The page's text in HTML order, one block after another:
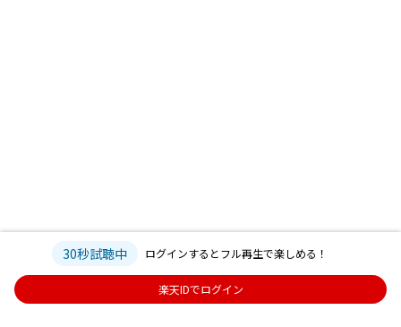
30秒試聴中 ログインするとフル再生で楽しめる！
楽天IDでログイン